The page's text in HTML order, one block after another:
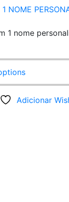
NOME
1 nome
This
product
has
multiple
Adicionar